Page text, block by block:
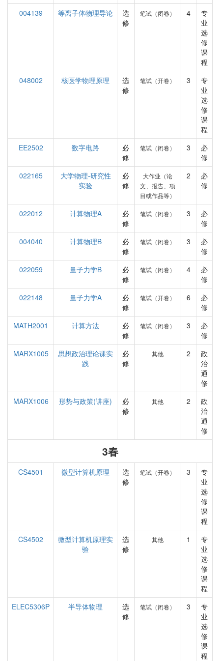
004139
等离子体物理导论
选
修
笔试（闭卷） 4
专
业
选
修
课
程
048002
核医学物理原理
选
修
笔试（开卷） 3
专
业
选
修
课
程
EE2502
数字电路
必
修
笔试（闭卷） 3
必
修
022165
大学物理-研究性
实验
必
修
大作业（论
文、报告、项
目或作品等）
2
必
修
022012 计算物理A
必
修
笔试（闭卷） 3
必
修
004040
计算物理B
必
修
笔试（闭卷） 3
必
修
022059
量子力学B
必
修
笔试（闭卷） 4
必
修
022148
量子力学A
必
修
笔试（开卷） 6
必
修
MATH2001
计算方法
必
修
笔试（闭卷） 3
必
修
MARX1005
思想政治理论课实
践
必
修
其他 2
政
治
通
修
MARX1006
形势与政策(讲座)
必
修
其他 2
政
治
通
修
3春
CS4501 微型计算机原理
选
修
笔试（开卷） 3
专
业
选
修
课
程
CS4502
微型计算机原理实
验
选
修
其他 1
专
业
选
修
课
程
ELEC5306P
半导体物理
选
修
笔试（闭卷） 3
专
业
选
修
课
程